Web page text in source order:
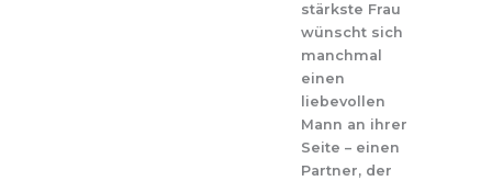
stärkste Frau
wünscht sich
manchmal
einen
liebevollen
Mann an ihrer
Seite – einen
Partner, der